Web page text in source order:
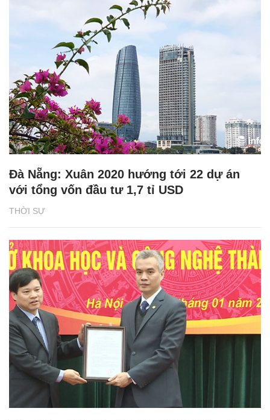
THỜI SỰ
Đà Nẵng: Xuân 2020 hướng tới 22 dự án
với tổng vốn đầu tư 1,7 tỉ USD